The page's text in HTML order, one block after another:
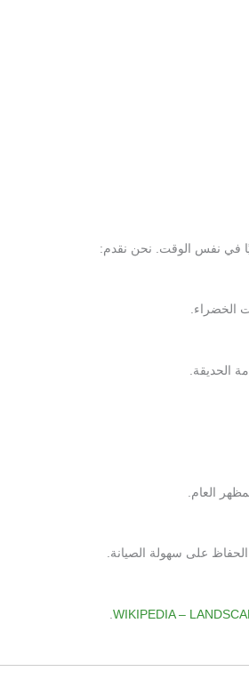
في نفس الوقت. نحن نقدم:
الخضراء.
الحديقة.
العام.
على سهولة الصيانة.
WIKIPEDIA –